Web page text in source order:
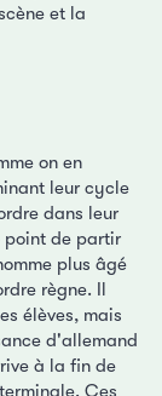
et la
on en
leur cycle
dans leur
point de partir
plus âgé
règne. Il
élèves, mais
d'allemand
à la fin de
Ces